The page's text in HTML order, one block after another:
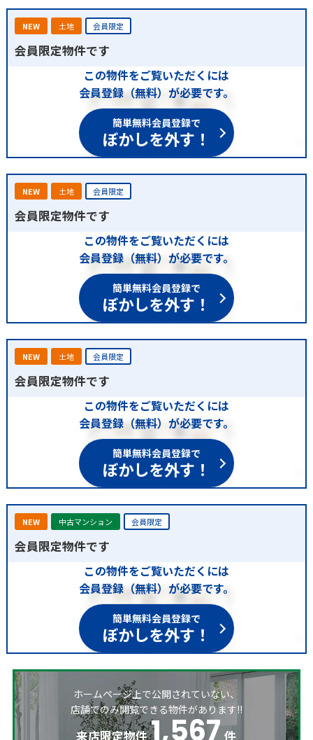
NEW 土地 会員限定
会員限定物件です
この物件をご覧いただくには
会員登録（無料）が必要です。
簡単無料会員登録で
ぼかしを外す！
NEW 土地 会員限定
会員限定物件です
この物件をご覧いただくには
会員登録（無料）が必要です。
簡単無料会員登録で
ぼかしを外す！
NEW 土地 会員限定
会員限定物件です
この物件をご覧いただくには
会員登録（無料）が必要です。
簡単無料会員登録で
ぼかしを外す！
NEW 中古マンション 会員限定
会員限定物件です
この物件をご覧いただくには
会員登録（無料）が必要です。
簡単無料会員登録で
ぼかしを外す！
ホームページ上で公開されていない、
店舗でのみ閲覧できる物件があります!!
来店限定物件 1,567 件